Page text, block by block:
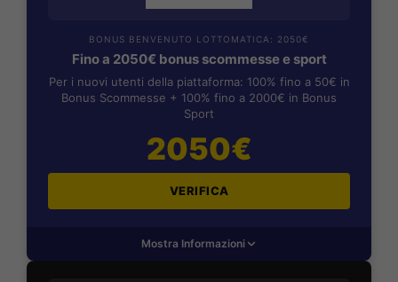
BONUS BENVENUTO LOTTOMATICA: 2050€
Fino a 2050€ bonus scommesse e sport
Per i nuovi utenti della piattaforma: 100% fino a 50€ in
Bonus Scommesse + 100% fino a 2000€ in Bonus
Sport
2050€
VERIFICA
Mostra Informazioni